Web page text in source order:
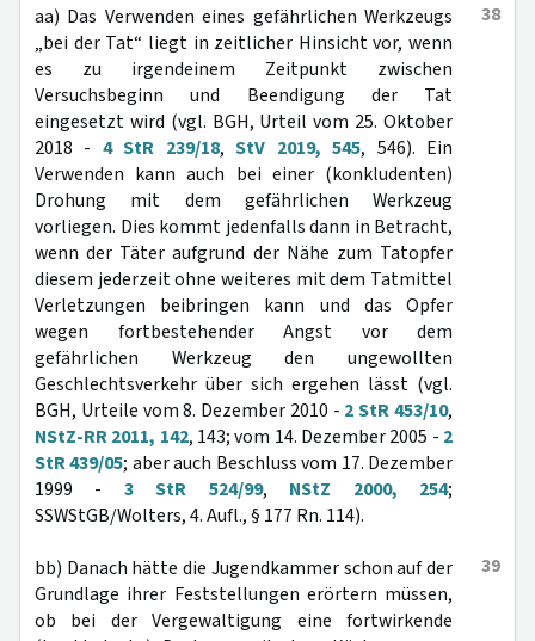
38
aa) Das Verwenden eines gefährlichen Werkzeugs
„bei der Tat“ liegt in zeitlicher Hinsicht vor, wenn
es zu irgendeinem Zeitpunkt zwischen
Versuchsbeginn und Beendigung der Tat
eingesetzt wird (vgl. BGH, Urteil vom 25. Oktober
2018 - 4 StR 239/18,StV 2019, 545, 546). Ein
Verwenden kann auch bei einer (konkludenten)
Drohung mit dem gefährlichen Werkzeug
vorliegen. Dies kommt jedenfalls dann in Betracht,
wenn der Täter aufgrund der Nähe zum Tatopfer
diesem jederzeit ohne weiteres mit dem Tatmittel
Verletzungen beibringen kann und das Opfer
wegen fortbestehender Angst vor dem
gefährlichen Werkzeug den ungewollten
Geschlechtsverkehr über sich ergehen lässt (vgl.
BGH, Urteile vom 8. Dezember 2010 - 2 StR 453/10,
NStZ-RR 2011, 142, 143; vom 14. Dezember 2005 - 2
StR 439/05; aber auch Beschluss vom 17. Dezember
1999 - 3 StR 524/99, NStZ 2000, 254;
SSWStGB/Wolters, 4. Aufl., § 177 Rn. 114).
39
bb) Danach hätte die Jugendkammer schon auf der
Grundlage ihrer Feststellungen erörtern müssen,
ob bei der Vergewaltigung eine fortwirkende